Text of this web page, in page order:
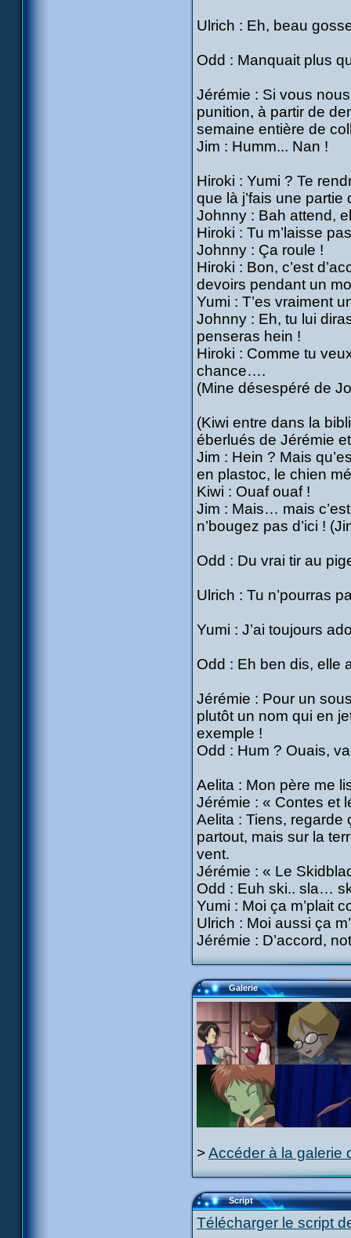
Ulrich : Eh, beau
Odd : Manquait plus
Jérémie : Si vous
punition, à partir de
semaine entière de
Jim : Humm... Nan !
Hiroki : Yumi ? Te
que là j’fais une
Johnny : Bah attend,
Hiroki : Tu m’laisse
Johnny : Ça roule !
Hiroki : Bon, c’est
devoirs pendant un
Yumi : T’es vraiment
Johnny : Eh, tu lui
penseras hein !
Hiroki : Comme tu
chance….
(Mine désespéré de
(Kiwi entre dans la
éberlués de Jérémie
Jim : Hein ? Mais
en plastoc, le chien
Kiwi : Ouaf ouaf !
Jim : Mais… mais
n’bougez pas d’ici !
Odd : Du vrai tir au
Ulrich : Tu n’pourras
Yumi : J’ai toujours
Odd : Eh ben dis, elle
Jérémie : Pour un
plutôt un nom qui en
exemple !
Odd : Hum ? Ouais,
Aelita : Mon père me
Jérémie : « Contes et
Aelita : Tiens, regarde
partout, mais sur la
vent.
Jérémie : « Le
Odd : Euh ski.. sla…
Yumi : Moi ça m’plait
Ulrich : Moi aussi ça
Jérémie : D’accord,
Galerie
>Accéder à la galerie
Script
Télécharger le script